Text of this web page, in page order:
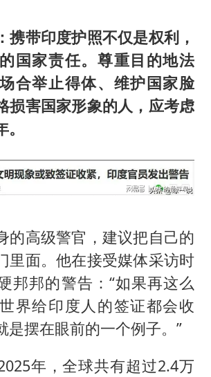
携带印度护照不仅是权利，
国家责任。尊重目的地法
合举止得体、维护国家脸
损害国家形象的人，应考虑
的高级警官，建议把自己的
里面。他在接受媒体采访时
邦邦的警告：“如果再这么
界给印度人的签证都会收
是摆在眼前的一个例子。”
年，全球共有超过2.4万